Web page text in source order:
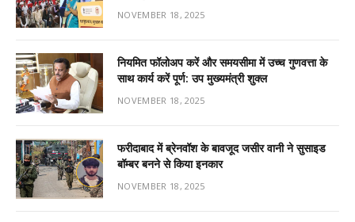
NOVEMBER 18, 2025
नियमित फॉलोअप करें और समयसीमा में उच्च गुणवत्ता के
साथ कार्य करें पूर्ण: उप मुख्यमंत्री शुक्ल
NOVEMBER 18, 2025
फरीदाबाद में ब्रेनवॉश के बावजूद जसीर वानी ने सुसाइड
बॉम्बर बनने से किया इनकार
NOVEMBER 18, 2025